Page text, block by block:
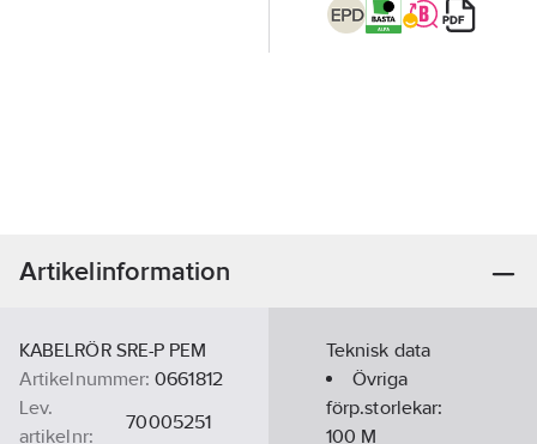
Artikelinformation
KABELRÖR SRE-P PEM
Artikelnummer: 0661812
Lev.
artikelnr:
70005251
Teknisk data
Övriga
förp.storlekar:
100 M